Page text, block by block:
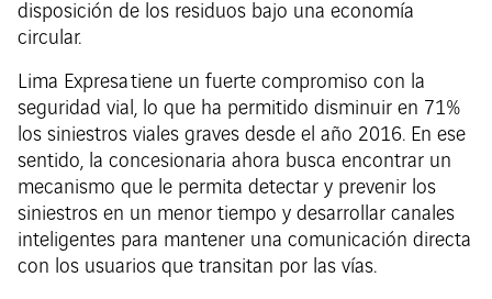
disposición de los residuos bajo una economía
circular.
Lima Expresa tiene un fuerte compromiso con la
seguridad vial, lo que ha permitido disminuir en 71%
los siniestros viales graves desde el año 2016. En ese
sentido, la concesionaria ahora busca encontrar un
mecanismo que le permita detectar y prevenir los
siniestros en un menor tiempo y desarrollar canales
inteligentes para mantener una comunicación directa
con los usuarios que transitan por las vías.